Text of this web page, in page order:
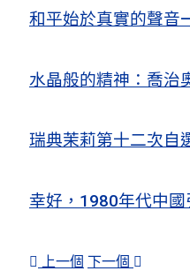
和平始於真實的聲音
水晶般的精神：喬治
瑞典茉莉第十二次自
幸好，1980年代中國
上一個 下一個